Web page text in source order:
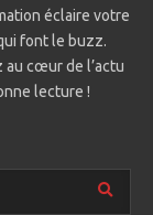
éclaire votre
font le buzz.
cœur de l’actu
lecture !